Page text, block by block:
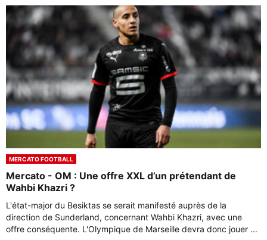
MERCATO FOOTBALL
Mercato - OM : Une offre XXL d’un prétendant de
Wahbi Khazri ?
L'état-major du Besiktas se serait manifesté auprès de la
direction de Sunderland, concernant Wahbi Khazri, avec une
offre conséquente. L'Olympique de Marseille devra donc jouer ...